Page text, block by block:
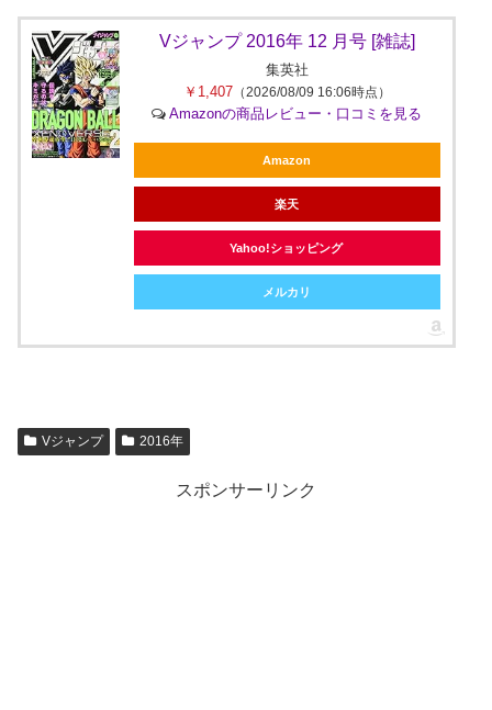
Vジャンプ 2016年 12 月号 [雑誌]
集英社
￥1,407（2026/08/09 16:06時点）
Amazonの商品レビュー・口コミを見る
Amazon
楽天
Yahoo!ショッピング
メルカリ
Vジャンプ 2016年
スポンサーリンク